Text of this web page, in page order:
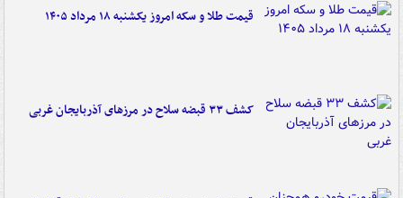
قیمت طلا و سکه امروز یکشنبه ۱۸ مرداد ۱۴۰۵
کشف ۳۳ قبضه سلاح در مرزهای آذربایجان غربی